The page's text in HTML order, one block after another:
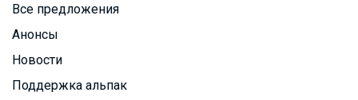
Все предложения
Анонсы
Новости
Поддержка альпак